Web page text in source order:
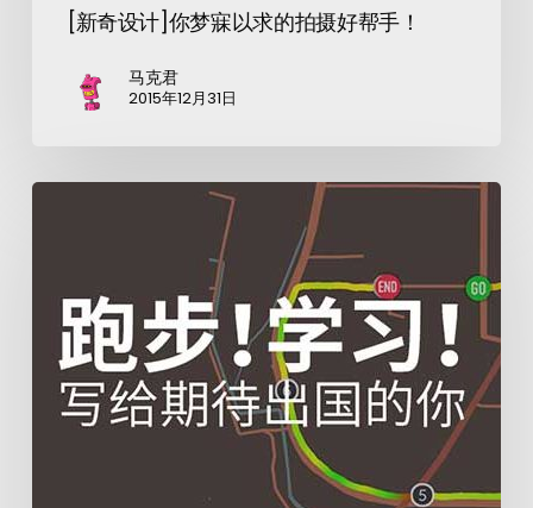
[新奇设计]你梦寐以求的拍摄好帮手！
马克君
2015年12月31日